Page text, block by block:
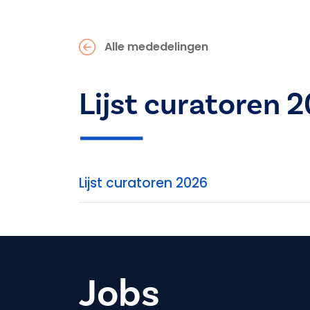
Alle mededelingen
Lijst curatoren
Lijst curatoren 2026
Jobs